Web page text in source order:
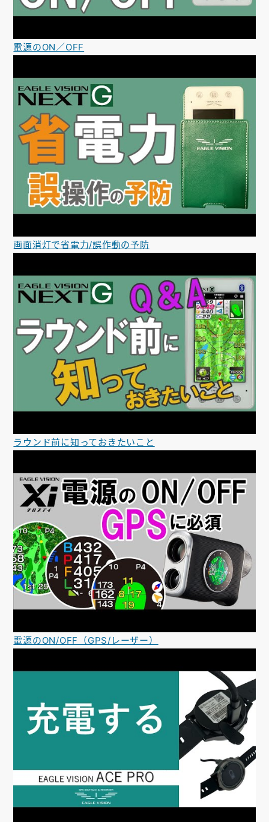
電源のON／OFF
画面消灯で省電力/誤作動の予防
ラウンド前に知っておきたいこと
電源のON/OFF（GPS/レーザー）